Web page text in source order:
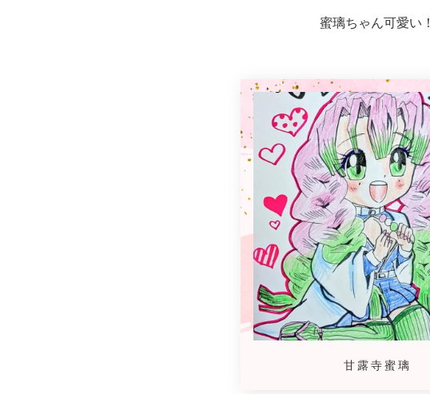
蜜璃ちゃん可愛い！
甘露寺蜜璃